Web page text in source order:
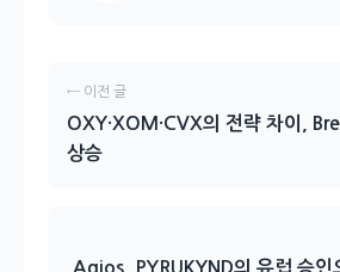
← 이전 글
OXY·XOM·CVX의 전략 차이,
상승
Agios, PYRUKYND의 유럽 승인